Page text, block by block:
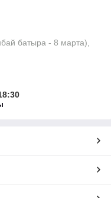
батыра - 8 марта),